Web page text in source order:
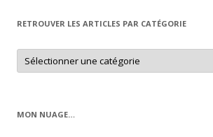
RETROUVER LES ARTICLES PAR CATÉGORIE
Retrouver
les
articles
MON NUAGE…